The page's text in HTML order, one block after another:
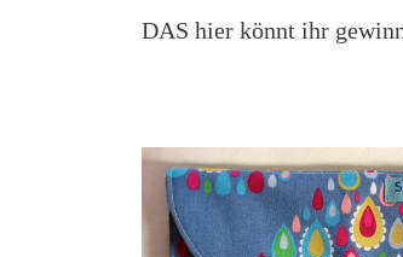
DAS hier könnt ihr